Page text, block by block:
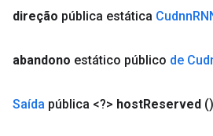
direção pública estática Cudnn
abandono estático público de
Saída pública <?> hostReserved ()